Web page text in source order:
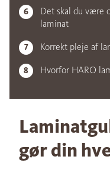
Det skal du være
laminat
Korrekt pleje af
Hvorfor HARO
gør din